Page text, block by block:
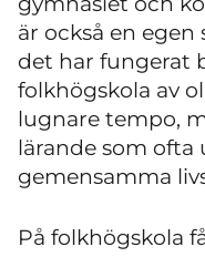
är också en
det har fungerat
folkhögskola av
lugnare tempo,
lärande som ofta
gemensamma
På folkhögskola